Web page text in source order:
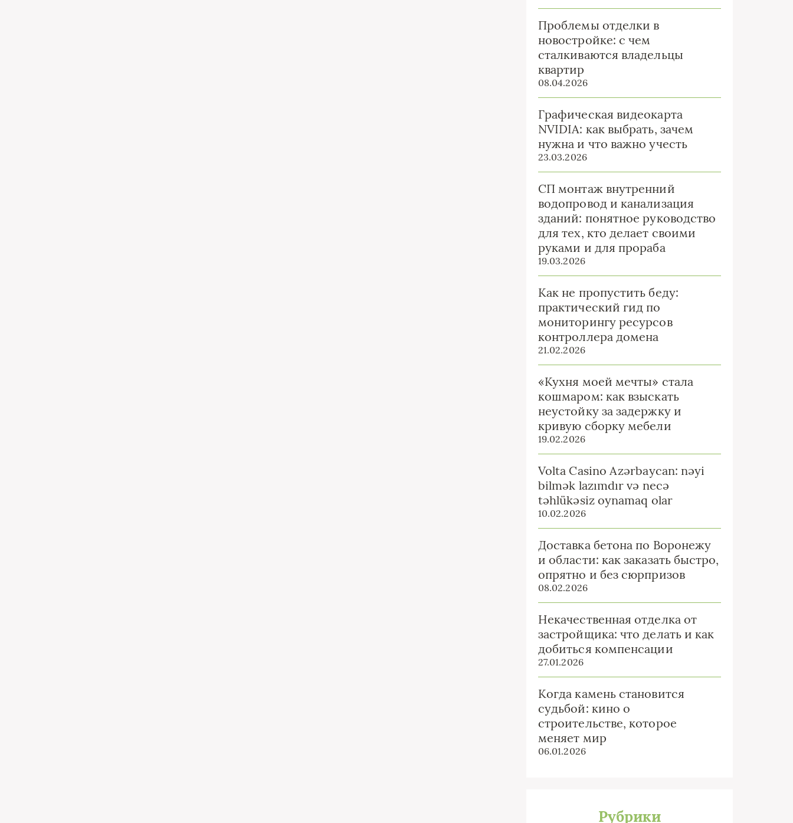
Проблемы отделки в
новостройке: с чем
сталкиваются владельцы
квартир
08.04.2026
Графическая видеокарта
NVIDIA: как выбрать, зачем
нужна и что важно учесть
23.03.2026
СП монтаж внутренний
водопровод и канализация
зданий: понятное руководство
для тех, кто делает своими
руками и для прораба
19.03.2026
Как не пропустить беду:
практический гид по
мониторингу ресурсов
контроллера домена
21.02.2026
«Кухня моей мечты» стала
кошмаром: как взыскать
неустойку за задержку и
кривую сборку мебели
19.02.2026
Volta Casino Azərbaycan: nəyi
bilmək lazımdır və necə
təhlükəsiz oynamaq olar
10.02.2026
Доставка бетона по Воронежу
и области: как заказать быстро,
опрятно и без сюрпризов
08.02.2026
Некачественная отделка от
застройщика: что делать и как
добиться компенсации
27.01.2026
Когда камень становится
судьбой: кино о
строительстве, которое
меняет мир
06.01.2026
Рубрики